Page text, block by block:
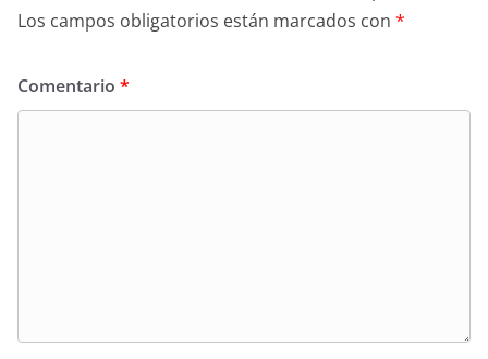
Los campos obligatorios están marcados con *
Comentario *